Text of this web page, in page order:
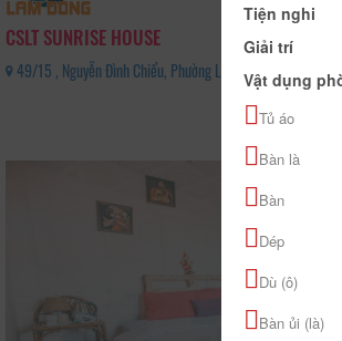
CSLT SUNRISE HOUSE
49/15 , Nguyễn Đình Chiểu, Phường Lâm Viên - Đà Lạt,
Tiện nghi
Giải trí
Vật dụng
Tủ áo
Bàn là
Bàn
Dép
Dù (ô)
Bàn ủi (là)